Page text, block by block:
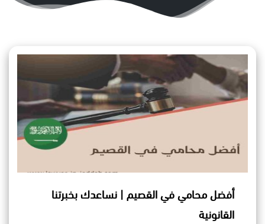
أفضل محامي في القصيم | نساعدك بخبرتنا
القانونية